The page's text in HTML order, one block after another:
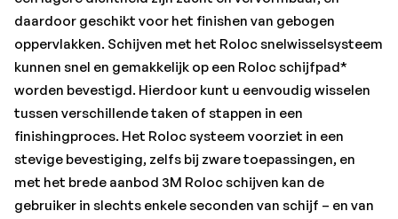
combineren met vezels ontstaat een schuursysteem dat
consistente resultaten levert gedurende de gehele
levensduur van het product. De open webstructuur van
het materiaal zorgt voor een lagere
gebruikstemperatuur en minder risico op verkleuring en
vervorming van onderdelen. De vezels lopen niet snel vol
en waarborgen de krachtige prestaties van het minerale
slijpmiddel door vollopen van de vezels te voorkomen.
Dit verlengt bovendien de levensduur van de schijf.
daardoor geschikt voor het finishen van gebogen
oppervlakken. Schijven met het Roloc snelwisselsysteem
kunnen snel en gemakkelijk op een Roloc schijfpad*
worden bevestigd. Hierdoor kunt u eenvoudig wisselen
tussen verschillende taken of stappen in een
finishingproces. Het Roloc systeem voorziet in een
stevige bevestiging, zelfs bij zware toepassingen, en
met het brede aanbod 3M Roloc schijven kan de
gebruiker in slechts enkele seconden van schijf – en van